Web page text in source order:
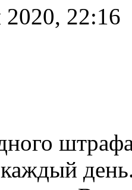
2020, 22:16
каждый